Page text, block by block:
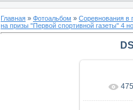
Главная » Фотоальбом » Соревнования в
на призы "Первой спортивной газеты" 4
В 475